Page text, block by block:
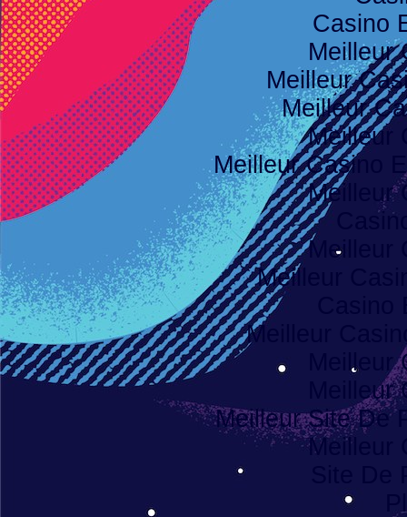
Casino
Meilleur
Meilleur
Meilleur
Meilleur
Meilleur Casino
Meilleur
Meilleur
Meilleur
Meilleur
Meilleur Site De
Meilleur